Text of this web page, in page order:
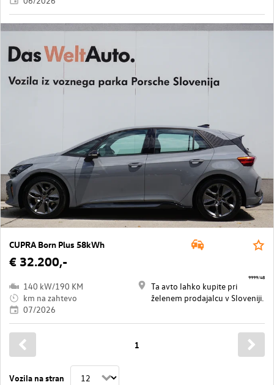
CUPRA Born Plus 58kWh
€ 32.200,-
140 kW/190 KM
km na zahtevo
07/2026
Ta avto lahko kupite pri
želenem prodajalcu v Sloveniji.
9999/48
Vozila na stran
1